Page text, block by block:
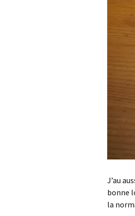
J’au
bonne
la